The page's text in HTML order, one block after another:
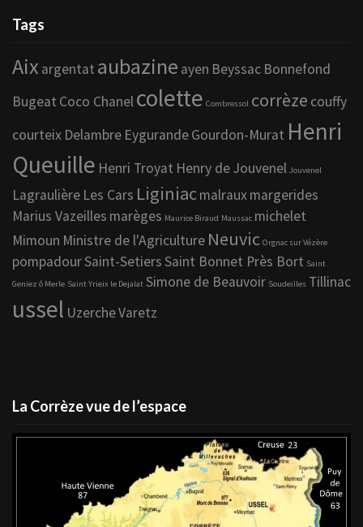
Tags
Aix argentat aubazine ayen Beyssac Bonnefond
Bugeat Coco Chanelcolette Combressol corrèze couffy
courteix Delambre EygurandeGourdon-Murat Henri
Queuille Henri Troyat Henry de Jouvenel Jouvenel
Lagraulière Les Cars Liginiacmalrauxmargerides
Marius Vazeilles marèges Maurice Biraud Maussac michelet
Mimoun Ministre de l'Agriculture Neuvic Orgnac sur Vézère
pompadourSaint-SetiersSaint Bonnet Près Bort Saint
Geniez ô Merle Saint Yrieix le Dejalat Simone de Beauvoir Soudeilles Tillinac
ussel UzercheVaretz
La Corrèze vue de l’espace